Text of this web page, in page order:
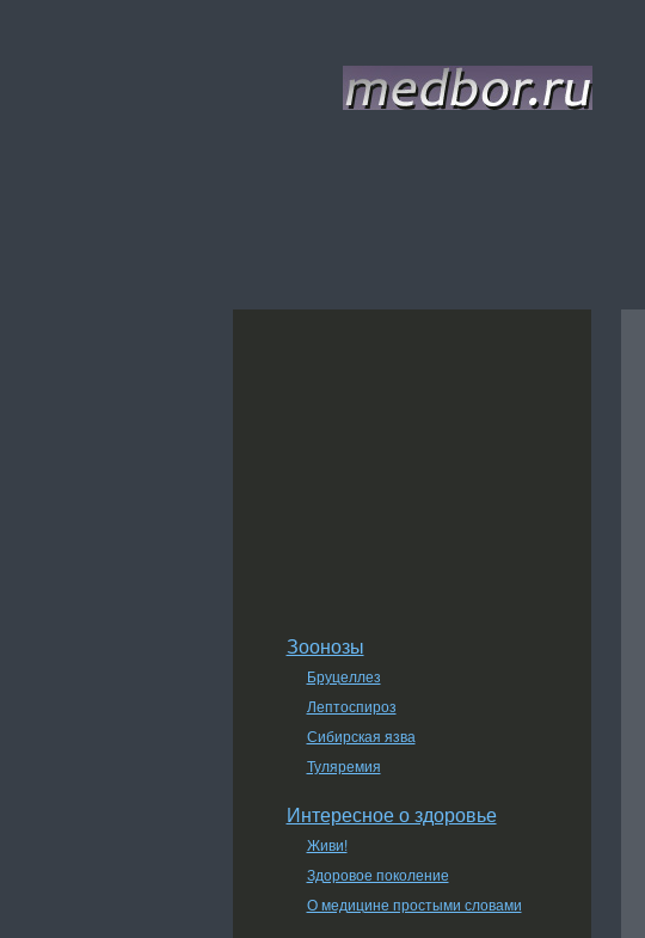
Зоонозы
Бруцеллез
Лептоспироз
Сибирская язва
Туляремия
Интересное о здоровье
Живи!
Здоровое поколение
О медицине простыми словами